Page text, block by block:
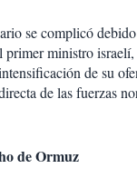
se complicó
primer ministro israelí,
de su
de las fuerzas
de Ormuz